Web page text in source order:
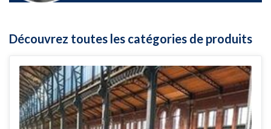
Découvrez toutes les catégories de produits